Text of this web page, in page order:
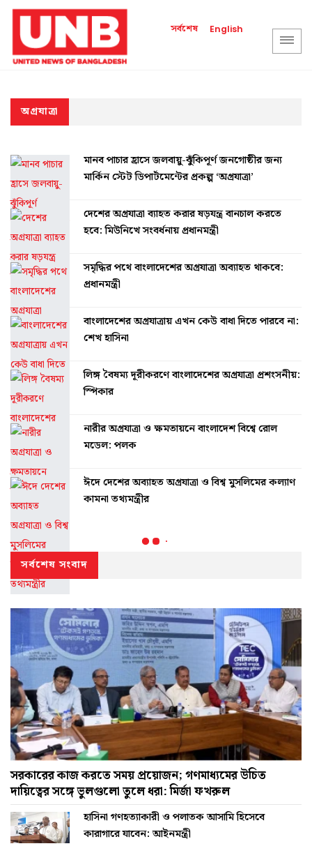
সর্বশেষ English
অগ্রযাত্রা
মানব পাচার হ্রাসে জলবায়ু-ঝুঁকিপূর্ণ জনগোষ্ঠীর জন্য
মার্কিন স্টেট ডিপার্টমেন্টের প্রকল্প ‘অগ্রযাত্রা’
দেশের অগ্রযাত্রা ব্যাহত করার ষড়যন্ত্র বানচাল করতে
হবে: মিউনিখে সংবর্ধনায় প্রধানমন্ত্রী
সমৃদ্ধির পথে বাংলাদেশের অগ্রযাত্রা অব্যাহত থাকবে:
প্রধানমন্ত্রী
বাংলাদেশের অগ্রযাত্রায় এখন কেউ বাধা দিতে পারবে না:
শেখ হাসিনা
লিঙ্গ বৈষম্য দূরীকরণে বাংলাদেশের অগ্রযাত্রা প্রশংসনীয়:
স্পিকার
নারীর অগ্রযাত্রা ও ক্ষমতায়নে বাংলাদেশ বিশ্বে রোল
মডেল: পলক
ঈদে দেশের অব্যাহত অগ্রযাত্রা ও বিশ্ব মুসলিমের কল্যাণ
কামনা তথ্যমন্ত্রীর
সর্বশেষ সংবাদ
সরকারের কাজ করতে সময় প্রয়োজন; গণমাধ্যমের উচিত
দায়িত্বের সঙ্গে ভুলগুলো তুলে ধরা: মির্জা ফখরুল
হাসিনা গণহত্যাকারী ও পলাতক আসামি হিসেবে
কারাগারে যাবেন: আইনমন্ত্রী